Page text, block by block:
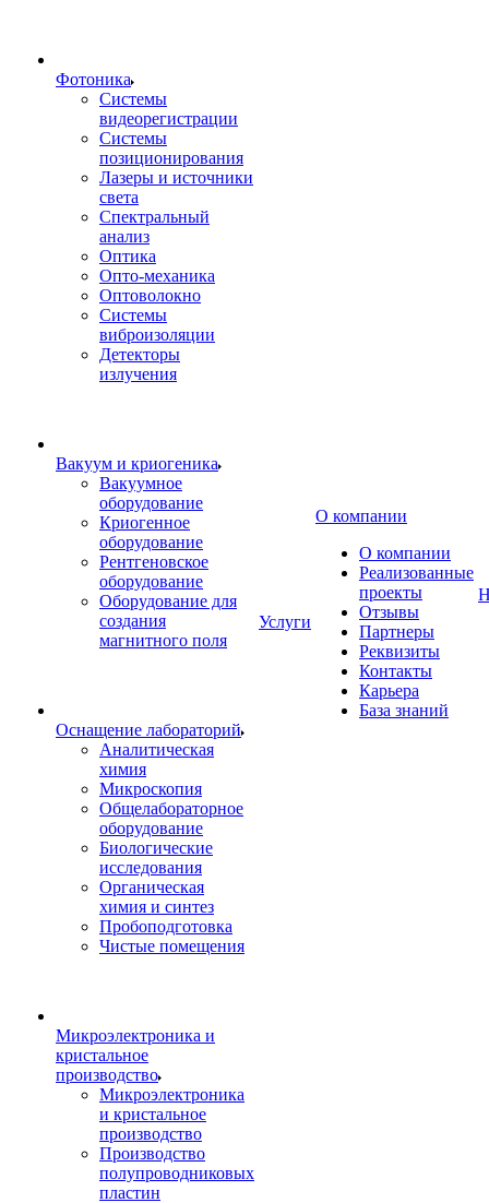
Фотоника
Cистемы
видеорегистрации
Системы
позиционирования
Лазеры и источники
света
Спектральный
анализ
Оптика
Опто-механика
Оптоволокно
Системы
виброизоляции
Детекторы
излучения
Вакуум и криогеника
Вакуумное
оборудование
Криогенное
оборудование
Рентгеновское
оборудование
Оборудование для
создания
магнитного поля
Оснащение лабораторий
Аналитическая
химия
Микроскопия
Общелабораторное
оборудование
Биологические
исследования
Органическая
химия и синтез
Пробоподготовка
Чистые помещения
Микроэлектроника и
кристальное
производство
Микроэлектроника
и кристальное
производство
Производство
полупроводниковых
пластин
Услуги
О компании
О компании
Реализованные
проекты
Отзывы
Партнеры
Реквизиты
Контакты
Карьера
База знаний